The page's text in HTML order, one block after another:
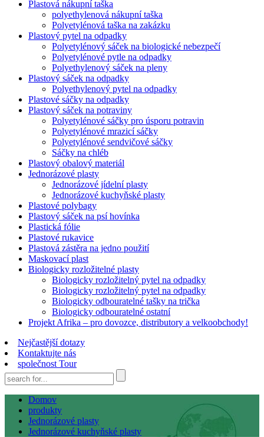
Plastová nákupní taška
polyethylenová nákupní taška
Polyetylénová taška na zakázku
Plastový pytel na odpadky
Polyetylénový sáček na biologické nebezpečí
Polyetylénové pytle na odpadky
Polyethylenový sáček na pleny
Plastový sáček na odpadky
Polyethylenový pytel na odpadky
Plastové sáčky na odpadky
Plastový sáček na potraviny
Polyetylénové sáčky pro úsporu potravin
Polyetylénové mrazicí sáčky
Polyetylénové sendvičové sáčky
Sáčky na chléb
Plastový obalový materiál
Jednorázové plasty
Jednorázové jídelní plasty
Jednorázové kuchyňské plasty
Plastové polybagy
Plastový sáček na psí hovínka
Plastická fólie
Plastové rukavice
Plastová zástěra na jedno použití
Maskovací plast
Biologicky rozložitelné plasty
Biologicky rozložitelný pytel na odpadky
Biologicky rozložitelný pytel na odpadky
Biologicky odbouratelné tašky na trička
Biologicky odbouratelné ostatní
Projekt Afrika – pro dovozce, distributory a velkoobchody!
Nejčastější dotazy
Kontaktujte nás
společnost Tour
Domov
produkty
Jednorázové plasty
Jednorázové kuchyňské plasty